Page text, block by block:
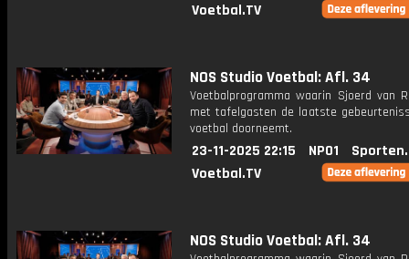
Voetbal.TV
NOS Studio Voetbal: Afl. 34
Voetbalprogramma waarin Sjoerd van
met tafelgasten de laatste
voetbal doorneemt.
23-11-2025 22:15 NPO1
Voetbal.TV
NOS Studio Voetbal: Afl. 34